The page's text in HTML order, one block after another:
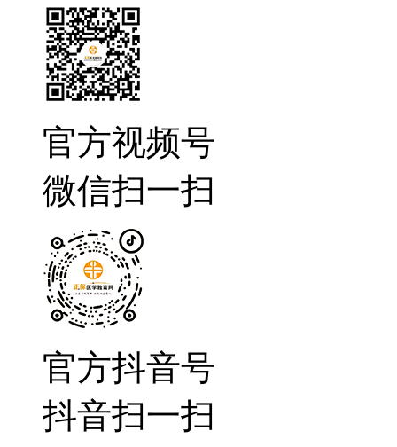
官方视频号
微信扫一扫
官方抖音号
抖音扫一扫